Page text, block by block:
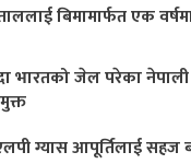
बिमामार्फत एक
भारतको जेल परेका
ग्यास आपूर्तिलाई सहज